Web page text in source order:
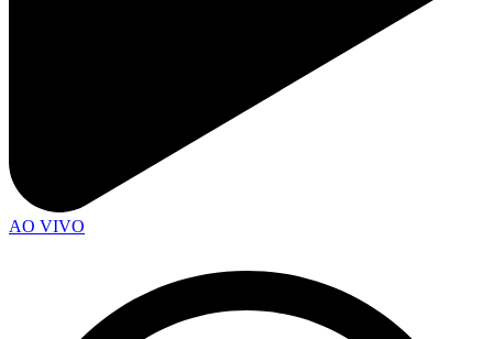
AO VIVO